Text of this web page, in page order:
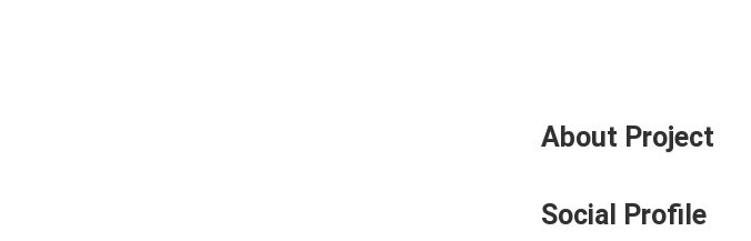
About Project
Social Profile